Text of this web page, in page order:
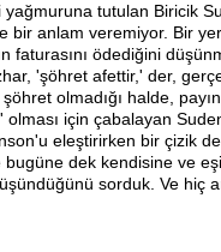
yağmuruna tutulan Biricik
bir anlam veremiyor. Bir
faturasını ödediğini
'şöhret afettir,' der,
olmadığı halde,
için çabalayan
eleştirirken bir çizik
dek kendisine ve
sorduk. Ve hiç